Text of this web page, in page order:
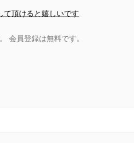
て頂けると嬉しいです
会員登録は無料です。